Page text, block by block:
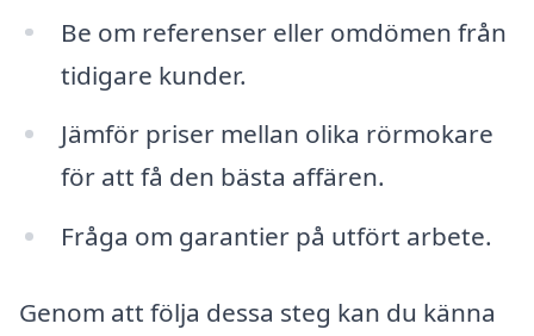
Be om referenser eller omdömen från
tidigare kunder.
Jämför priser mellan olika rörmokare
för att få den bästa affären.
Fråga om garantier på utfört arbete.
Genom att följa dessa steg kan du känna